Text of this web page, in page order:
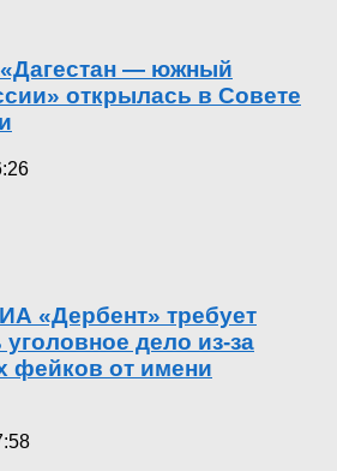
— южный
открылась в Совете
«Дербент» требует
уголовное дело из-за
фейков от имени